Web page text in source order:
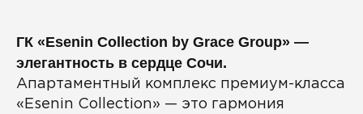
ГК «Esenin Collection by Grace Group» —
элегантность в сердце Сочи.
Апартаментный комплекс премиум-класса
«Esenin Collection» — это гармония